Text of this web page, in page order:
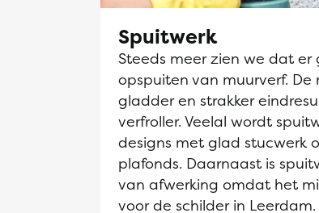
Spuitwerk
Steeds meer zien we dat
opspuiten van muurverf.
gladder en strakker
verfroller. Veelal wordt
designs met glad stucwerk
plafonds. Daarnaast is
van afwerking omdat het
voor de schilder in Leerdam.